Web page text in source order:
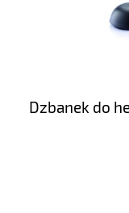
Dzbanek do